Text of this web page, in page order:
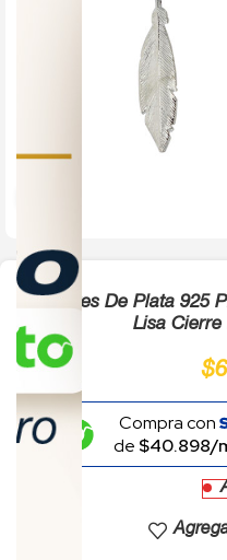
Aretes De Plata 925
Lisa
$
Compra con
de $40.898/